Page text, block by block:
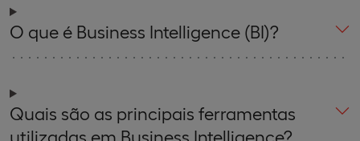
O que é Business Intelligence (BI)?
Quais são as principais ferramentas
utilizadas em Business Intelligence?